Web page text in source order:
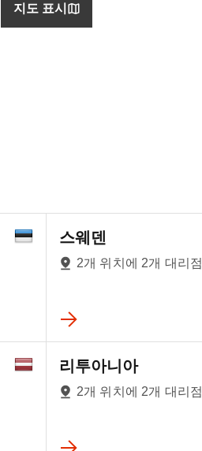
지도 표시
스웨덴
2개 위치에 2개 대리점
리투아니아
2개 위치에 2개 대리점